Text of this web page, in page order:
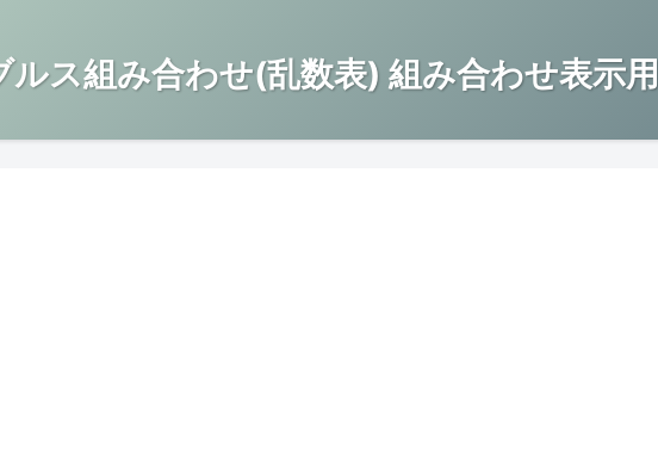
ルス組み合わせ(乱数表) 組み合わせ表示